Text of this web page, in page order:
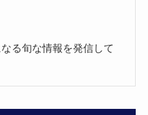
る旬な情報を発信して